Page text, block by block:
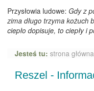
Przysłowia ludowe: Gdy z
zima długo trzyma kożuch
ciepło dopisuje, to ciepły i
Jesteś tu: strona główna
Reszel -